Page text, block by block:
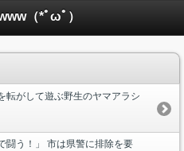
（*ﾟωﾟ）
転がして遊ぶ野生のヤマアラシ
闘う！」 市は県警に排除を要